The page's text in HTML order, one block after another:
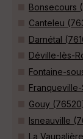
Bonsecours
Canteleu
Darnétal
Déville-lès-
Fontaine-
Gouy
Isneauville
La